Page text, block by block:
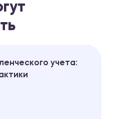
учета: